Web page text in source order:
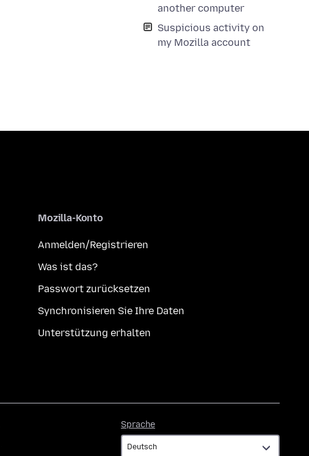
another computer
Suspicious activity on
my Mozilla account
Mozilla-Konto
Anmelden/Registrieren
Was ist das?
Passwort zurücksetzen
Synchronisieren Sie Ihre Daten
Unterstützung erhalten
Sprache